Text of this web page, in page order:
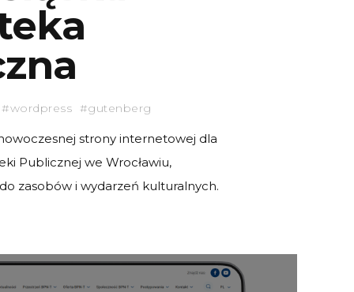
#gutenberg
strony internetowej dla
Publicznej we Wrocławiu,
zasobów i wydarzeń kulturalnych.